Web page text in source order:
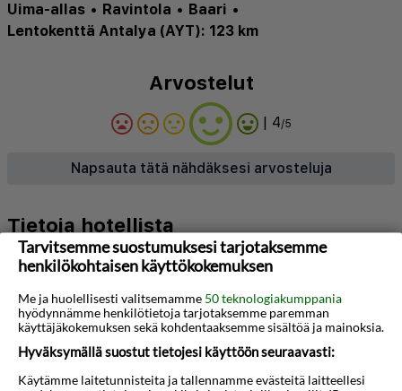
Uima-allas • Ravintola • Baari •
Lentokenttä Antalya (AYT): 123 km
Arvostelut
| 4/5
Napsauta tätä nähdäksesi arvosteluja
Tietoja hotellista
Alanya Ada Apart Hotel on monien pitämä ja
sijaitsee poikkeuksellisen hyvällä paikalla
Alanyassa. Kuuluisa Kleopatran ranta on vain
kivenheiton päässä, ja hotellia ympäröivällä
Tarvitsemme suostumuksesi tarjotaksemme
henkilökohtaisen käyttökokemuksen
Me ja huolellisesti valitsemamme 50 teknologiakumppania
hyödynnämme henkilötietoja tarjotaksemme paremman
käyttäjäkokemuksen sekä kohdentaaksemme sisältöä ja mainoksia.
Hyväksymällä suostut tietojesi käyttöön seuraavasti:
Käytämme laitetunnisteita ja tallennamme evästeitä laitteellesi